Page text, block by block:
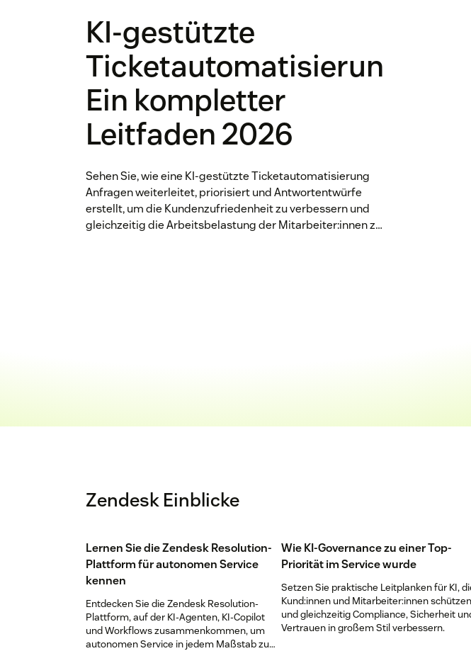
KI-gestützte
Ticketautomatisierung:
Ein kompletter
Leitfaden 2026
Sehen Sie, wie eine KI-gestützte Ticketautomatisierung
Anfragen weiterleitet, priorisiert und Antwortentwürfe
erstellt, um die Kundenzufriedenheit zu verbessern und
gleichzeitig die Arbeitsbelastung der Mitarbeiter:innen zu
Zendesk Einblicke
Lernen Sie die Zendesk Resolution-
Plattform für autonomen Service
kennen
Entdecken Sie die Zendesk Resolution-
Plattform, auf der KI-Agenten, KI-Copilot
und Workflows zusammenkommen, um
autonomen Service in jedem Maßstab zu
Wie KI-Governance zu einer Top-
Priorität im Service wurde
Setzen Sie praktische Leitplanken für KI,
Kund:innen und Mitarbeiter:innen schützen
und gleichzeitig Compliance, Sicherheit
Vertrauen in großem Stil verbessern.